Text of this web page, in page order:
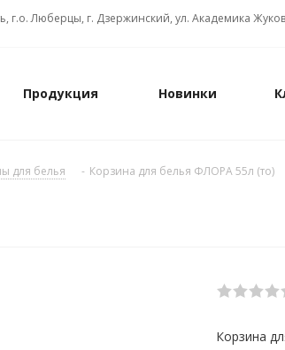
г.о. Люберцы, г. Дзержинский, ул. Академика
Продукция Новинки
для белья - Корзина для белья ФЛОРА 55л (то)
Корзина